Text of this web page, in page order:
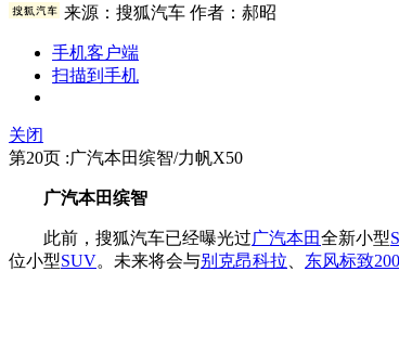
来源： 搜狐汽车作者：郝昭
手机客户端
扫描到手机
关闭
第20页 :广汽本田缤智/力帆X50
广汽本田缤智
此前，搜狐汽车已经曝光过广汽本田全新小型
位小型SUV。未来将会与别克昂科拉 东风标致